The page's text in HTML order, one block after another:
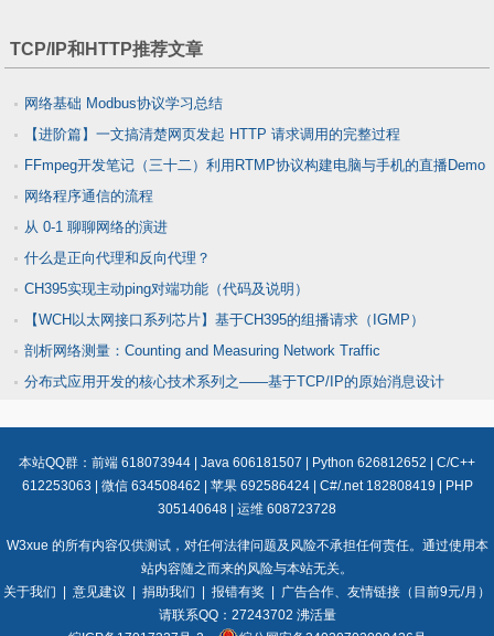
TCP/IP和HTTP推荐文章
网络基础 Modbus协议学习总结
【进阶篇】一文搞清楚网页发起 HTTP 请求调用的完整过程
FFmpeg开发笔记（三十二）利用RTMP协议构建电脑与手机的直播Demo
网络程序通信的流程
从 0-1 聊聊网络的演进
什么是正向代理和反向代理？
CH395实现主动ping对端功能（代码及说明）
【WCH以太网接口系列芯片】基于CH395的组播请求（IGMP）
剖析网络测量：Counting and Measuring Network Traffic
分布式应用开发的核心技术系列之——基于TCP/IP的原始消息设计
本站QQ群： 前端 618073944 Java 606181507 Python 626812652
C/C++
612253063
微信 634508462 苹果 692586424| C#/.net 182808419
PHP
305140648
运维 608723728
W3xue 的所有内容仅供测试，对任何法律问题及风险不承担任何责任。通过使用本
站内容随之而来的风险与本站无关。
关于我们
意见建议 捐助我们 报错有奖 | 广告合作、友情链接（目前9元/月）
请联系QQ：27243702 沸活量